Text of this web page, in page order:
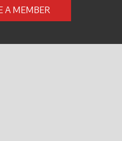
A MEMBER